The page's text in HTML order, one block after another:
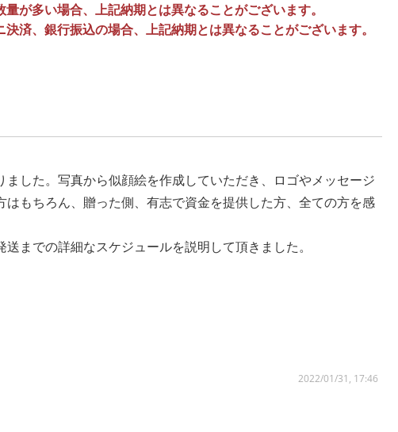
が多い場合、上記納期とは異なることがございます。
済、銀行振込の場合、上記納期とは異なることがございます。
した。写真から似顔絵を作成していただき、ロゴやメッセージ
もちろん、贈った側、有志で資金を提供した方、全ての方を感
までの詳細なスケジュールを説明して頂きました。
2022/01/31, 17:46